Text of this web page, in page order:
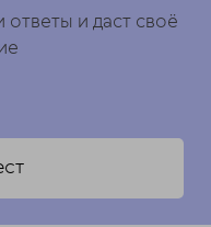
и даст своё